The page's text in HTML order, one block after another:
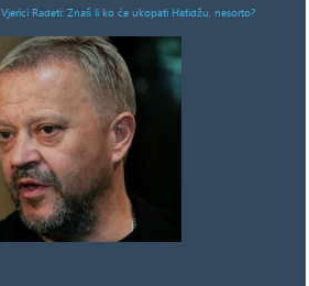
Radeti: Znaš li ko će ukopati Hatidžu, nesorto?